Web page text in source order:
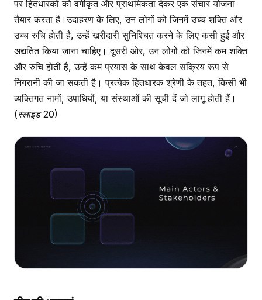
पर हितधारकों को वर्गीकृत और प्राथमिकता देकर एक संचार योजना
तैयार करता है।उदाहरण के लिए, उन लोगों को जिनमें उच्च शक्ति और
उच्च रुचि होती है, उन्हें खरीदारी सुनिश्चित करने के लिए कसी हुई और
अद्यतित किया जाना चाहिए। दूसरी ओर, उन लोगों को जिनमें कम शक्ति
और रुचि होती है, उन्हें कम प्रयास के साथ केवल सक्रिय रूप से
निगरानी की जा सकती है। प्रत्येक हितधारक श्रेणी के तहत, किसी भी
व्यक्तिगत नामों, उपाधियों, या संस्थाओं की सूची दें जो लागू होती हैं।
(स्लाइड 20)